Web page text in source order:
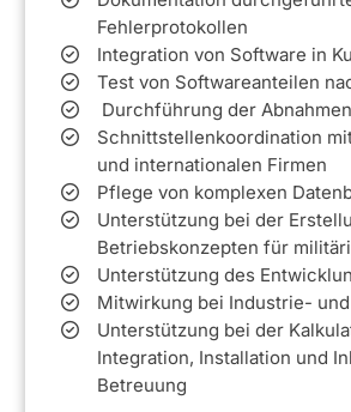
Fehlerprotokollen
Integration von Software in
Test von Softwareanteilen
Durchführung der
Schnittstellenkoordination
und internationalen Firmen
Pflege von komplexen
Unterstützung bei der
Betriebskonzepten für
Unterstützung des
Mitwirkung bei Industrie-
Unterstützung bei der
Integration, Installation und
Betreuung